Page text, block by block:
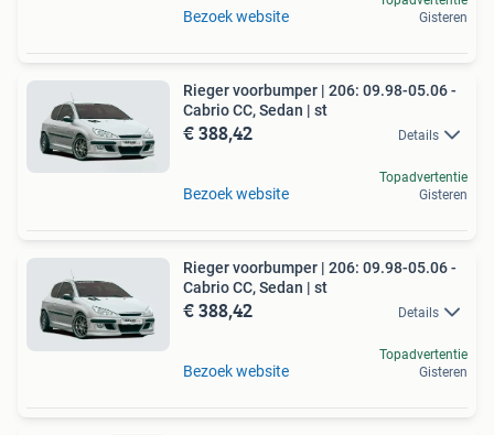
Bezoek website
Gisteren
Rieger voorbumper | 206: 09.98-05.06 -
Cabrio CC, Sedan | st
€ 388,42 Details
Bezoek website
Topadvertentie
Gisteren
Rieger voorbumper | 206: 09.98-05.06 -
Cabrio CC, Sedan | st
€ 388,42 Details
Bezoek website
Topadvertentie
Gisteren